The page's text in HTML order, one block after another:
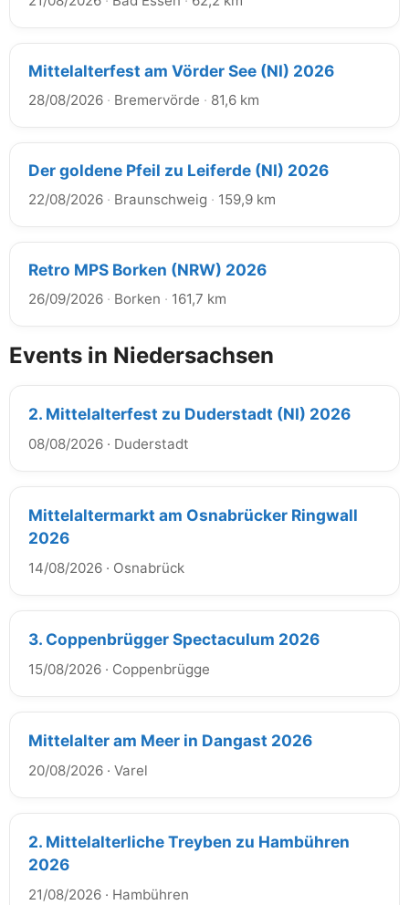
Mittelalterfest am Vörder See (NI) 2026
28/08/2026 · Bremervörde · 81,6 km
Der goldene Pfeil zu Leiferde (NI) 2026
22/08/2026 · Braunschweig · 159,9 km
Retro MPS Borken (NRW) 2026
26/09/2026 · Borken · 161,7 km
Events in Niedersachsen
2. Mittelalterfest zu Duderstadt (NI) 2026
08/08/2026 · Duderstadt
Mittelaltermarkt am Osnabrücker Ringwall
2026
14/08/2026 · Osnabrück
3. Coppenbrügger Spectaculum 2026
15/08/2026 · Coppenbrügge
Mittelalter am Meer in Dangast 2026
20/08/2026 · Varel
2. Mittelalterliche Treyben zu Hambühren
2026
21/08/2026 · Hambühren